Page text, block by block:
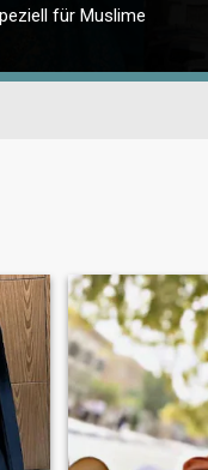
für Muslime